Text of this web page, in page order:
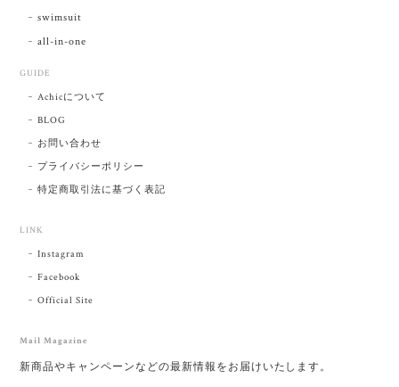
swimsuit
all-in-one
GUIDE
Achicについて
BLOG
お問い合わせ
プライバシーポリシー
特定商取引法に基づく表記
LINK
Instagram
Facebook
Official Site
Mail Magazine
新商品やキャンペーンなどの最新情報をお届けいたします。